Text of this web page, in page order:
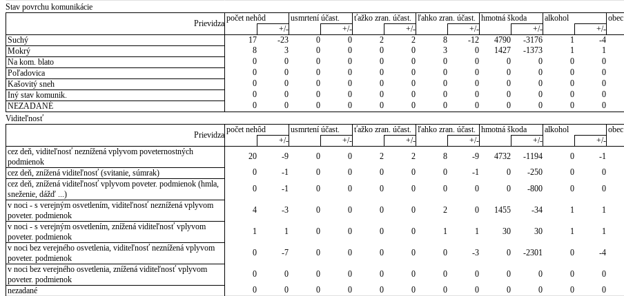
Stav povrchu komunikácie
Prievidza
počet nehôd usmrtení účast. ťažko zran. účast. ľahko zran. účast. hmotná škoda alkohol
obec
+/-
+/- +/- +/- +/- +/-
Suchý
17 -23 0 0 2 2 8 -12 4790 -3176 1 -4
Mokrý
8 3 0 0 0 0 3 0 1427 -1373 1 1
Na kom. blato
0 0 0 0 0 0 0 0 0 0 0 0
Poľadovica
0 0 0 0 0 0 0 0 0 0 0 0
Kašovitý sneh
0 0 0 0 0 0 0 0 0 0 0 0
Iný stav komunik.
0 0 0 0 0 0 0 0 0 0 0 0
NEZADANÉ
0 0 0 0 0 0 0 0 0 0 0 0
Viditeľnosť
Prievidza
počet nehôd usmrtení účast. ťažko zran. účast. ľahko zran. účast. hmotná škoda alkohol
obec
+/-
+/- +/- +/- +/- +/-
cez deň, viditeľnosť neznížená vplyvom poveternostných
podmienok
20 -9 0 0 2 2 8 -9 4732 -1194 0 -1
cez deň, znížená viditeľnosť (svitanie, súmrak)
0 -1 0 0 0 0 0 -1 0 -250 0 0
cez deň, znížená viditeľnosť vplyvom poveter. podmienok (hmla,
sneženie, dážď ...)
0 -1 0 0 0 0 0 0 0 -800 0 0
v noci - s verejným osvetlením, viditeľnosť neznížená vplyvom
poveter. podmienok
4 -3 0 0 0 0 2 0 1455 -34 1 1
v noci - s verejným osvetlením, znížená viditeľnosť vplyvom
poveter. podmienok
1 1 0 0 0 0 1 1 30 30 1 1
v noci bez verejného osvetlenia, viditeľnosť neznížená vplyvom
poveter. podmienok
0 -7 0 0 0 0 0 -3 0 -2301 0 -4
v noci bez verejného osvetlenia, znížená viditeľnosť vplyvom
poveter. podmienok
0 0 0 0 0 0 0 0 0 0 0 0
nezadané
0 0 0 0 0 0 0 0 0 0 0 0